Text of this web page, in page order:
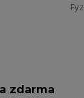
zdarma